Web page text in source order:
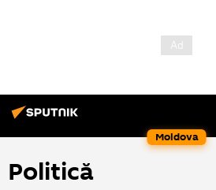
Moldova
Politică